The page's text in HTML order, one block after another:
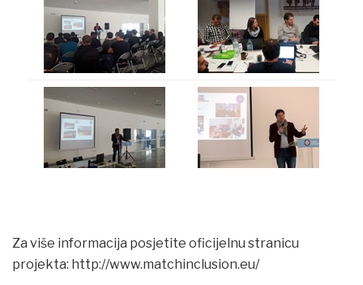
Za više informacija posjetite oficijelnu stranicu
projekta: http://www.matchinclusion.eu/